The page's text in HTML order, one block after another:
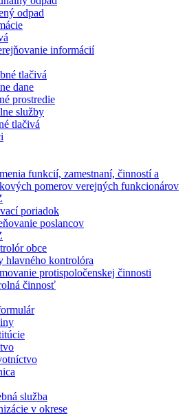
odpad
informácií
tlačivá
dane
prostredie
služby
tlačivá
funkcií, zamestnaní, činností a
pomerov verejných funkcionárov
poriadok
poslancov
obce
hlavného kontrolóra
protispoločenskej činnosti
činnosť
služba
v okrese